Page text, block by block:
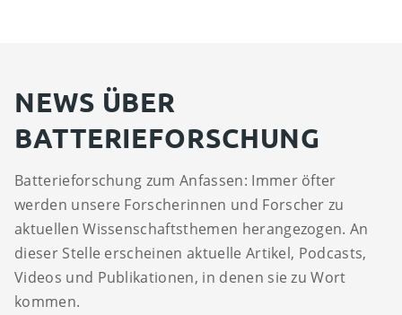
NEWS ÜBER
BATTERIEFORSCHUNG
Batterieforschung zum Anfassen: Immer öfter
werden unsere Forscherinnen und Forscher zu
aktuellen Wissenschaftsthemen herangezogen. An
dieser Stelle erscheinen aktuelle Artikel, Podcasts,
Videos und Publikationen, in denen sie zu Wort
kommen.